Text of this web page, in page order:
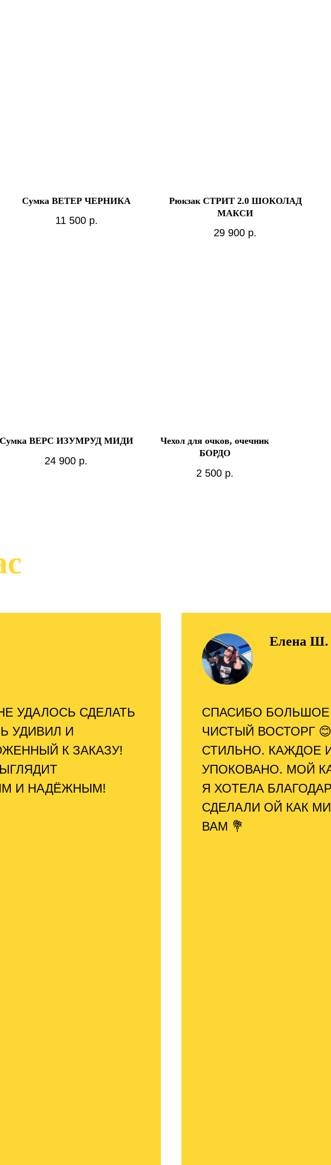
Сумка ВЕТЕР ЧЕРНИКА
11 500 р.
Рюкзак СТРИТ 2.0 ШОКОЛАД
МАКСИ
29 900 р.
Сумка ВЕРС ИЗУМРУД МИДИ
24 900 р.
Чехол для очков, очечник
БОРДО
2 500 р.
УДАЛОСЬ СДЕЛАТЬ
УДИВИЛ И
К ЗАКАЗУ!
И НАДЁЖНЫМ!
Елена Ш.
СПАСИБО БОЛЬШОЕ
ЧИСТЫЙ ВОСТОРГ
СТИЛЬНО. КАЖДОЕ
УПОКОВАНО. МОЙ
Я ХОТЕЛА
СДЕЛАЛИ ОЙ КАК
ВАМ 💐